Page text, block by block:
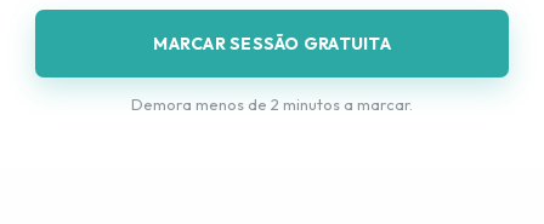
MARCAR SESSÃO GRATUITA
Demora menos de 2 minutos a marcar.